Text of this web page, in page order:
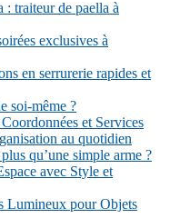
: traiteur de paella à
exclusives à
en serrurerie rapides et
soi-même ?
et Services
au quotidien
qu’une simple arme ?
avec Style et
Lumineux pour Objets